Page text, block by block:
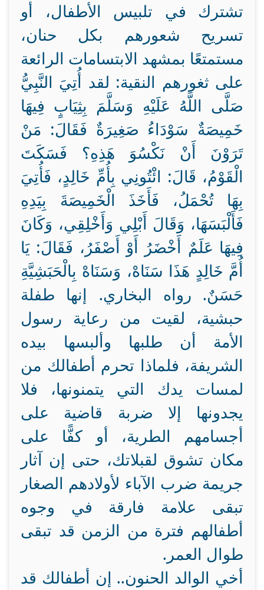
تشترك في تلبيس الأطفال، أو
تسريح شعورهم بكل حنان،
مستمتعًا بمشهد الابتسامات الرائعة
على ثغورهم النقية: لقد أُتِيَ النَّبِيُّ
صَلَّى اللَّهُ عَلَيْهِ وَسَلَّمَ بِثِيَابٍ فِيهَا
خَمِيصَةٌ سَوْدَاءُ صَغِيرَةٌ فَقَالَ: مَنْ
تَرَوْنَ أَنْ نَكْسُوَ هَذِهِ؟ فَسَكَتَ
الْقَوْمُ، قَالَ: ائْتُونِي بِأُمِّ خَالِدٍ، فَأُتِيَ
بِهَا تُحْمَلُ، فَأَخَذَ الْخَمِيصَةَ بِيَدِهِ
فَأَلْبَسَهَا، وَقَالَ أَبْلِي وَأَخْلِقِي، وَكَانَ
فِيهَا عَلَمٌ أَخْضَرُ أَوْ أَصْفَرُ، فَقَالَ: يَا
أُمَّ خَالِدٍ هَذَا سَنَاهْ، وَسَنَاهْ بِالْحَبَشِيَّةِ
حَسَنٌ. رواه البخاري. إنها طفلة
حبشية، لقيت من رعاية رسول
الأمة أن طلبها وألبسها بيده
الشريفة، فلماذا تحرم أطفالك من
لمسات يدك التي يتمنونها، فلا
يجدونها إلا ضربة قاضية على
أجسامهم الطرية، أو كفًّا على
مكان تشوق لقبلاتك، حتى إن آثار
جريمة ضرب الآباء لأولادهم الصغار
تبقى علامة فارقة في وجوه
أطفالهم فترة من الزمن قد تبقى
طوال العمر.
أخي الوالد الحنون.. إن أطفالك قد